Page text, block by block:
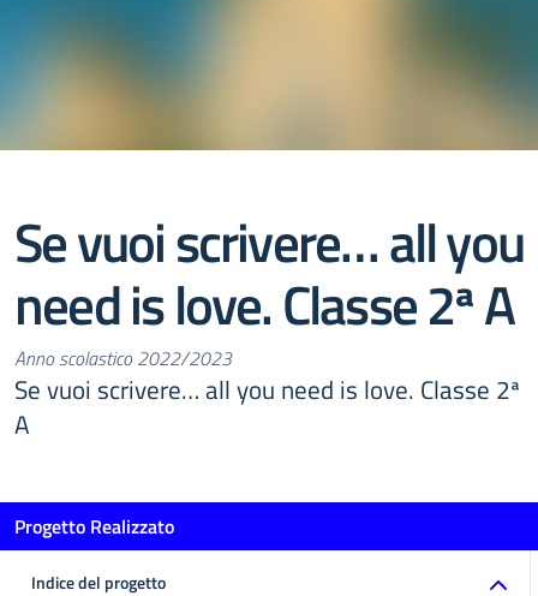
Se vuoi scrivere… all you
need is love. Classe 2ª A
Anno scolastico 2022/2023
Se vuoi scrivere… all you need is love. Classe 2ª
A
Progetto Realizzato
Indice del progetto